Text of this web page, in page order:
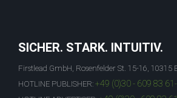
SICHER. STARK. INTUITIV.
Firstlead GmbH, Rosenfelder St. 15-16, 10315
HOTLINE PUBLISHER: +49 (0)30 - 609 83